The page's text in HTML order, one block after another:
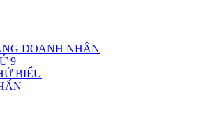
DOANH NHÂN
9
BIỂU